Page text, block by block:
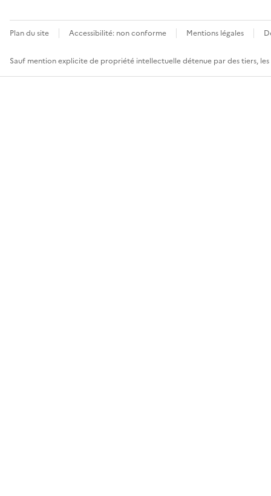
Plan du site Accessibilité: non conforme Mentions légales
Sauf mention explicite de propriété intellectuelle détenue par des tiers,